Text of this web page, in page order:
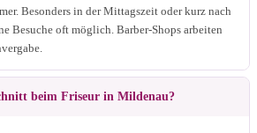
Besonders in der Mittagszeit oder kurz nach
Besuche oft möglich. Barber-Shops arbeiten
beim Friseur in Mildenau?